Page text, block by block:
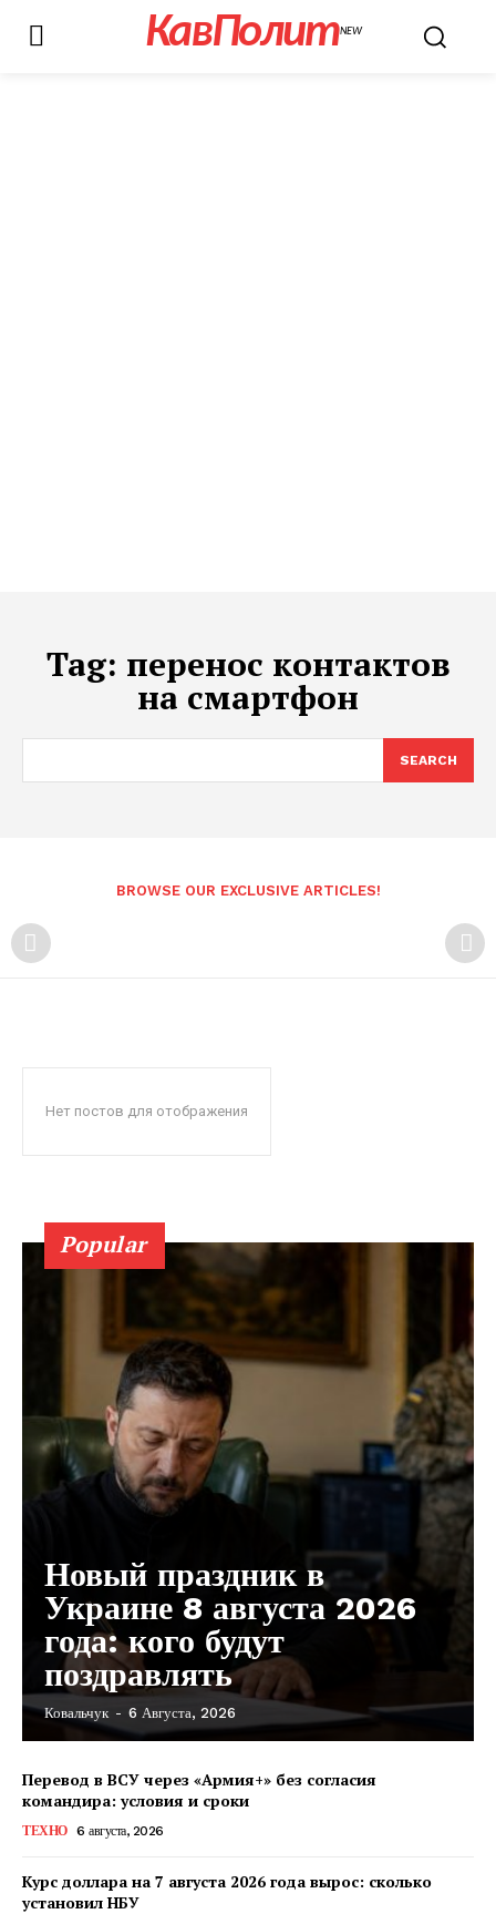
КавПолитNEW
Tag: перенос контактов
на смартфон
SEARCH
BROWSE OUR EXCLUSIVE ARTICLES!
Нет постов для отображения
Popular
Новый праздник в
Украине 8 августа 2026
года: кого будут
поздравлять
Ковальчук - 6 Августа, 2026
Перевод в ВСУ через «Армия+» без согласия
командира: условия и сроки
ТЕХНО 6 августа, 2026
Курс доллара на 7 августа 2026 года вырос: сколько
установил НБУ